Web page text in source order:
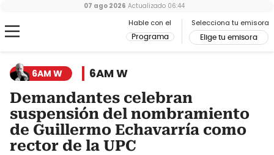
Hable con el
Programa
Selecciona tu emisora
Elige tu emisora
07 ago 2026 Actualizado 06:44
6AM W 6AM W
Demandantes celebran
suspensión del nombramiento
de Guillermo Echavarría como
rector de la UPC